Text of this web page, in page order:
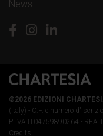
News
©2026 EDIZIONI
(Italy) - C.F. e numero
P. IVA IT04759890264 - REA
Credits